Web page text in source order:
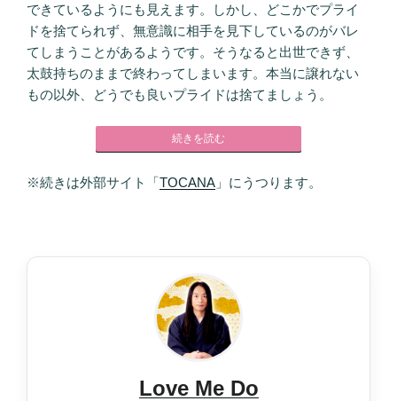
できているようにも見えます。しかし、どこかでプライ
ドを捨てられず、無意識に相手を見下しているのがバレ
てしまうことがあるようです。そうなると出世できず、
太鼓持ちのままで終わってしまいます。本当に譲れない
もの以外、どうでも良いプライドは捨てましょう。
続きを読む
※続きは外部サイト「TOCANA 」にうつります。
Love Me Do